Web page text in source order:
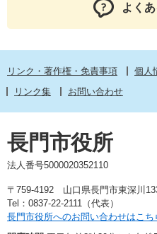
よく
リンク・著作権・免責事項 個人
リンク集
お問い合わせ
長門市役所
法人番号5000020352110
〒759-4192 山口県長門市東深川
Tel：0837-22-2111（代表）
長門市役所へのお問い合わせはこち